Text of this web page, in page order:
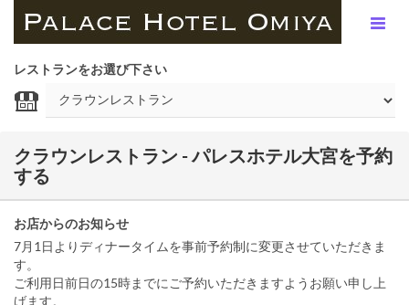
レストランをお選び下さい
クラウンレストラン - パレスホテル大宮を予約
する
お店からのお知らせ
7月1日よりディナータイムを事前予約制に変更させていただきま
す。
ご利用日前日の15時までにご予約いただきますようお願い申し上
げます。